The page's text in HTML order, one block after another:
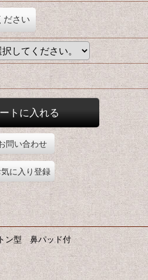
ださい
トに入れる
問い合わせ
気に入り登録
ン型 鼻パッド付